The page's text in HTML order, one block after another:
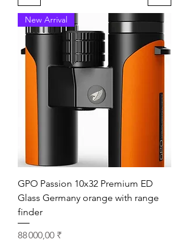
New Arrival
GPO Passion 10x32 Premium ED
Glass Germany orange with range
finder
Prix
88 000,00 ₹